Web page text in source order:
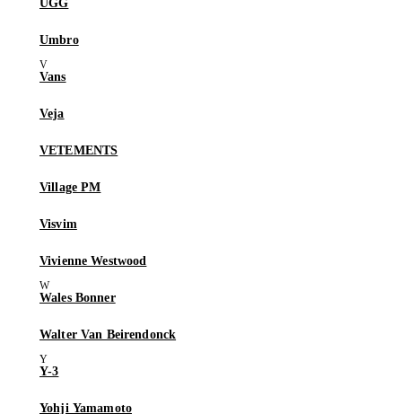
UGG
Umbro
Vans
Veja
VETEMENTS
Village PM
Visvim
Vivienne Westwood
Wales Bonner
Walter Van Beirendonck
Y-3
Yohji Yamamoto